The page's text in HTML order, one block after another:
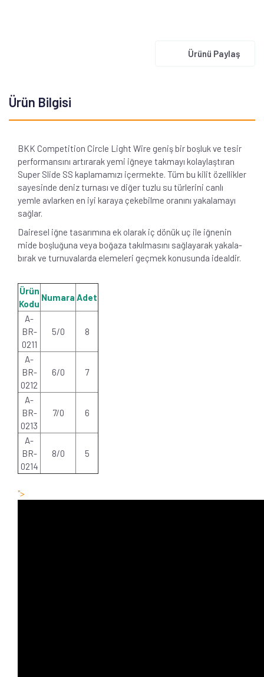
Ürünü Paylaş
Ürün Bilgisi
BKK Competition Circle Light Wire geniş bir boşluk ve tesir
performansını artırarak yemi iğneye takmayı kolaylaştıran
Super Slide SS kaplamamızı içermekte. Tüm bu kilit özellikler
sayesinde deniz turnası ve diğer tuzlu su türlerini canlı
yemle avlarken en iyi karaya çekebilme oranını yakalamayı
sağlar.
Dairesel iğne tasarımına ek olarak iç dönük uç ile iğnenin
mide boşluğuna veya boğaza takılmasını sağlayarak yakala-
bırak ve turnuvalarda elemeleri geçmek konusunda idealdir.
Ürün
Kodu
Numara Adet
A-
BR-
0211
5/0 8
A-
BR-
0212
6/0 7
A-
BR-
0213
7/0 6
A-
BR-
0214
8/0 5
">